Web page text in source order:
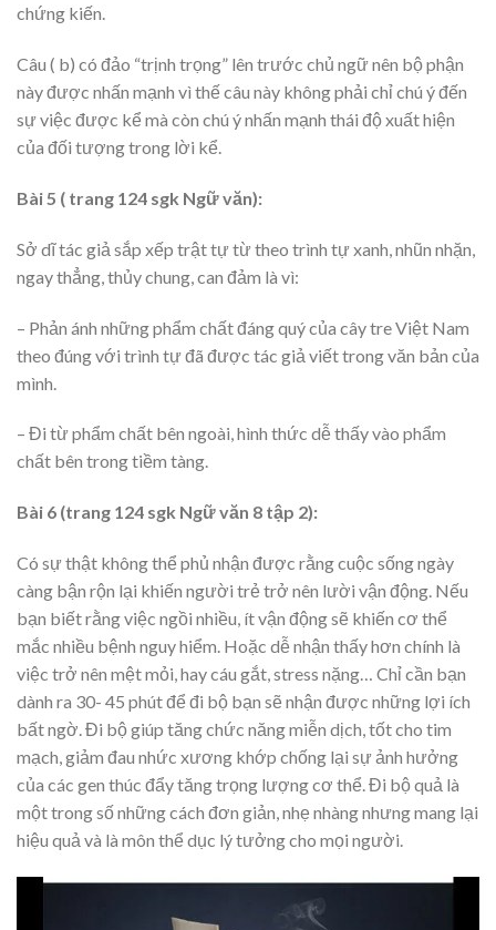
chứng kiến.
Câu ( b) có đảo “trịnh trọng” lên trước chủ ngữ nên bộ phận
này được nhấn mạnh vì thế câu này không phải chỉ chú ý đến
sự việc được kể mà còn chú ý nhấn mạnh thái độ xuất hiện
của đối tượng trong lời kể.
Bài 5 ( trang 124 sgk Ngữ văn):
Sở dĩ tác giả sắp xếp trật tự từ theo trình tự xanh, nhũn nhặn,
ngay thẳng, thủy chung, can đảm là vì:
– Phản ánh những phẩm chất đáng quý của cây tre Việt Nam
theo đúng với trình tự đã được tác giả viết trong văn bản của
mình.
– Đi từ phẩm chất bên ngoài, hình thức dễ thấy vào phẩm
chất bên trong tiềm tàng.
Bài 6 (trang 124 sgk Ngữ văn 8 tập 2):
Có sự thật không thể phủ nhận được rằng cuộc sống ngày
càng bận rộn lại khiến người trẻ trở nên lười vận động. Nếu
bạn biết rằng việc ngồi nhiều, ít vận động sẽ khiến cơ thể
mắc nhiều bệnh nguy hiểm. Hoặc dễ nhận thấy hơn chính là
việc trở nên mệt mỏi, hay cáu gắt, stress nặng… Chỉ cần bạn
dành ra 30- 45 phút để đi bộ bạn sẽ nhận được những lợi ích
bất ngờ. Đi bộ giúp tăng chức năng miễn dịch, tốt cho tim
mạch, giảm đau nhức xương khớp chống lại sự ảnh hưởng
của các gen thúc đẩy tăng trọng lượng cơ thể. Đi bộ quả là
một trong số những cách đơn giản, nhẹ nhàng nhưng mang lại
hiệu quả và là môn thể dục lý tưởng cho mọi người.